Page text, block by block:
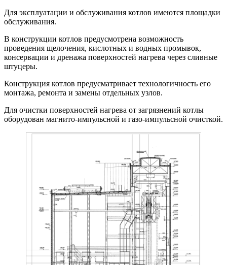
Для эксплуатации и обслуживания котлов имеются площадки
обслуживания.
В конструкции котлов предусмотрена возможность
проведения щелочения, кислотных и водных промывок,
консервации и дренажа поверхностей нагрева через сливные
штуцеры.
Конструкция котлов предусматривает технологичность его
монтажа, ремонта и замены отдельных узлов.
Для очистки поверхностей нагрева от загрязнений котлы
оборудован магнито-импульсной и газо-импульсной очисткой.